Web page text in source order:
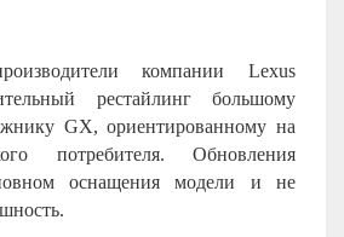
компании Lexus
рестайлинг большому
GX, ориентированному на
потребителя. Обновления
оснащения модели и не